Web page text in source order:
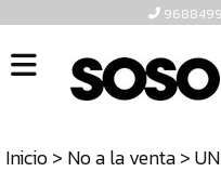
INICIO
TIENDA
Inicio> No a la venta>